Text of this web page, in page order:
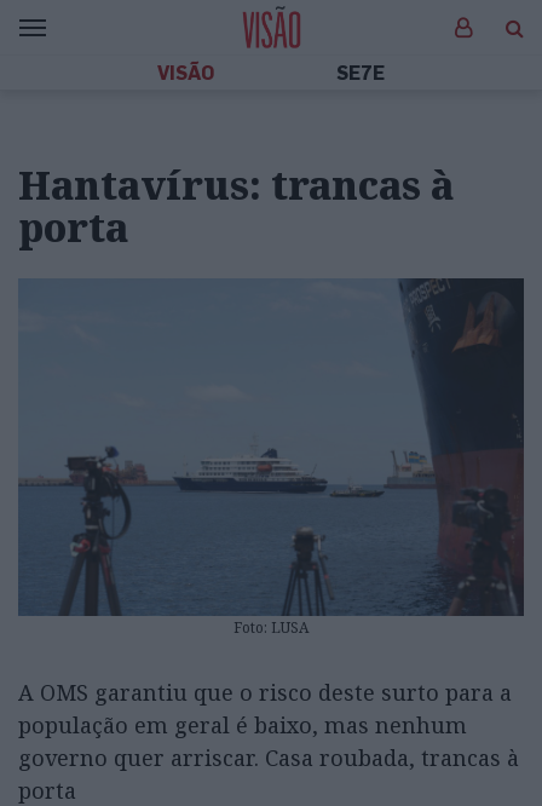
VISÃO SE7E
Hantavírus: trancas à
porta
Foto: LUSA
A OMS garantiu que o risco deste surto para a
população em geral é baixo, mas nenhum
governo quer arriscar. Casa roubada, trancas à
porta